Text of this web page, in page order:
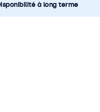
à long terme